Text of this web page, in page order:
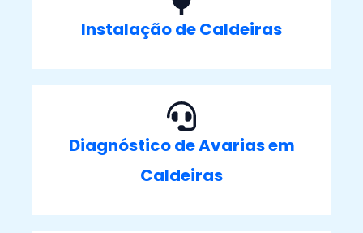
Instalação de Caldeiras
Diagnóstico de Avarias em
Caldeiras